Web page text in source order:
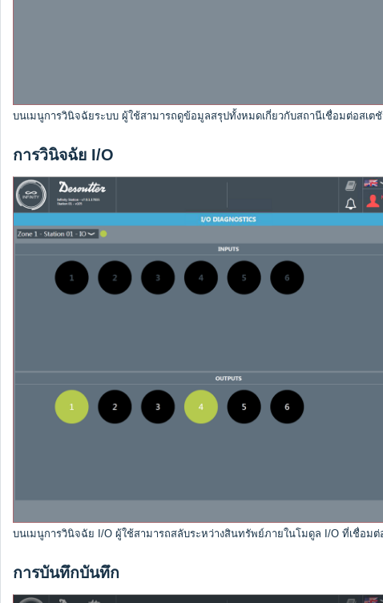
บนเมนูการวินิจฉัยระบบ ผู้ใช้สามารถดูข้อมูลสรุปทั้งหมดเกี่ยวกับสถานีเชื่อมต่อสเ
การวินิจฉัย I/O
บนเมนูการวินิจฉัย I/O ผู้ใช้สามารถสลับระหว่างสินทรัพย์ภายในโมดูล I/O ที่เชื่อม
การบันทึกบันทึก